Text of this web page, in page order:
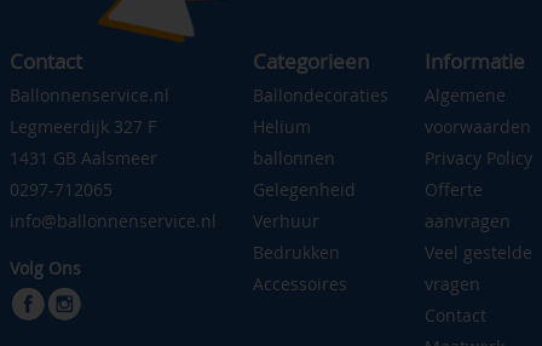
Contact
Ballonnenservice.nl
Legmeerdijk 327 F
1431 GB Aalsmeer
0297-712065
info@ballonnenservice.nl
Volg Ons
Categorieen
Ballondecoraties
Helium
ballonnen
Gelegenheid
Verhuur
Bedrukken
Accessoires
Informatie
Algemene
voorwaarden
Privacy Policy
Offerte
aanvragen
Veel gestelde
vragen
Contact